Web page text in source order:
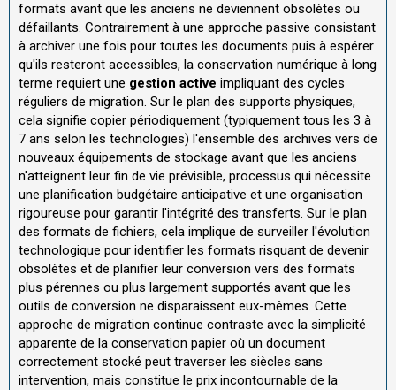
formats avant que les anciens ne deviennent obsolètes ou
défaillants. Contrairement à une approche passive consistant
à archiver une fois pour toutes les documents puis à espérer
qu'ils resteront accessibles, la conservation numérique à long
terme requiert une gestion active impliquant des cycles
réguliers de migration. Sur le plan des supports physiques,
cela signifie copier périodiquement (typiquement tous les 3 à
7 ans selon les technologies) l'ensemble des archives vers de
nouveaux équipements de stockage avant que les anciens
n'atteignent leur fin de vie prévisible, processus qui nécessite
une planification budgétaire anticipative et une organisation
rigoureuse pour garantir l'intégrité des transferts. Sur le plan
des formats de fichiers, cela implique de surveiller l'évolution
technologique pour identifier les formats risquant de devenir
obsolètes et de planifier leur conversion vers des formats
plus pérennes ou plus largement supportés avant que les
outils de conversion ne disparaissent eux-mêmes. Cette
approche de migration continue contraste avec la simplicité
apparente de la conservation papier où un document
correctement stocké peut traverser les siècles sans
intervention, mais constitue le prix incontournable de la